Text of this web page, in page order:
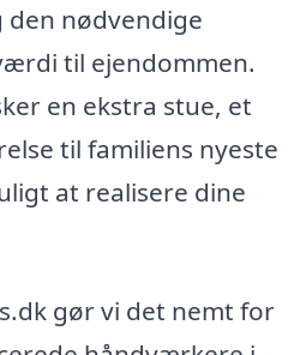
den nødvendige
til ejendommen.
en ekstra stue, et
til familiens nyeste
at realisere dine
gør vi det nemt for